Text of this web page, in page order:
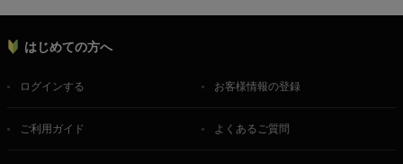
はじめての方へ
ログインする お客様情報の登録
ご利用ガイド よくあるご質問